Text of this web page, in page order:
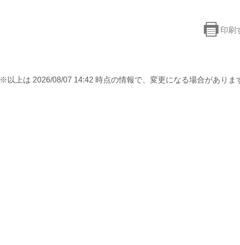
印刷
※以上は 2026/08/07 14:42 時点の情報で、変更になる場合がありま